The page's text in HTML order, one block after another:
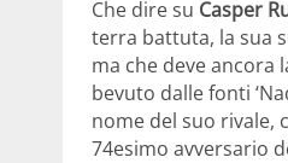
Che dire su Casper
terra battuta, la sua
ma che deve ancora
bevuto dalle fonti
nome del suo rivale,
74esimo avversario